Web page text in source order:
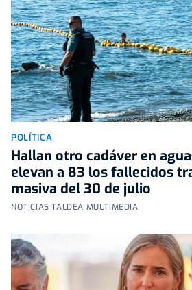
POLÍTICA
Hallan otro cadáver en
elevan a 83 los fallecidos
masiva del 30 de julio
NOTICIAS TALDEA MULTIMEDIA